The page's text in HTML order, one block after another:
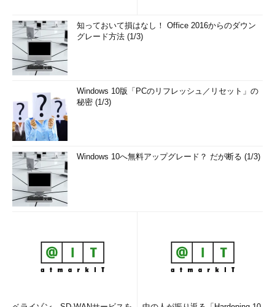
知っておいて損はなし！ Office 2016からのダウン
グレード方法 (1/3)
Windows 10版「PCのリフレッシュ／リセット」の
秘密 (1/3)
Windows 10へ無料アップグレード？ だが断る (1/3)